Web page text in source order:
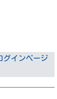
グインページ